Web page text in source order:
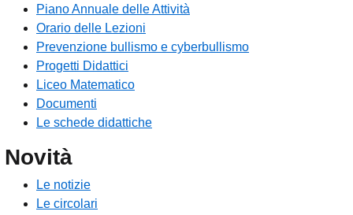
Piano Annuale delle Attività
Orario delle Lezioni
Prevenzione bullismo e cyberbullismo
Progetti Didattici
Liceo Matematico
Documenti
Le schede didattiche
Novità
Le notizie
Le circolari